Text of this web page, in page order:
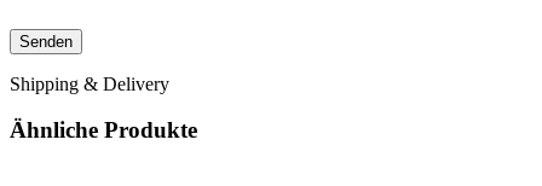
Shipping & Delivery
Ähnliche Produkte